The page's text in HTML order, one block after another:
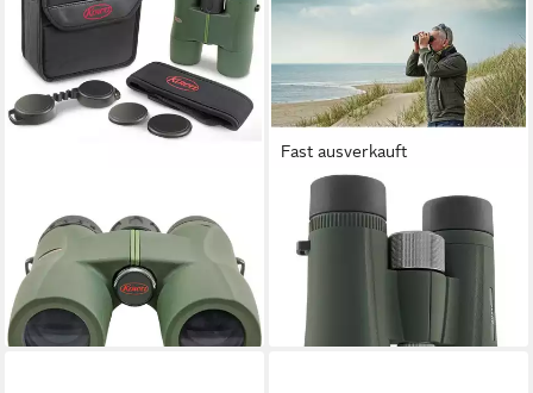
Kowa Fernglas SV II 8x32
Fernglas
ab 279,00 €
13,86 €mtl. in 24 Raten
lieferbar - in 3-4 Werktagen bei dir
Fast ausverkauft
KOWA
Kowa BD II 10x42 XD
Weitwinkelfernglas Fernglas
16,22 €
lieferbar - in 3-4 Werktagen bei dir